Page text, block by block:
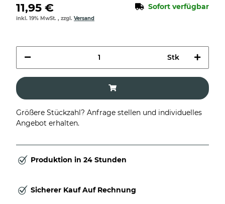
11,95 € Sofort verfügbar
inkl. 19% MwSt. , zzgl. Versand
Stk
Größere Stückzahl? Anfrage stellen und individuelles
Angebot erhalten.
Produktion in 24 Stunden
Sicherer Kauf Auf Rechnung